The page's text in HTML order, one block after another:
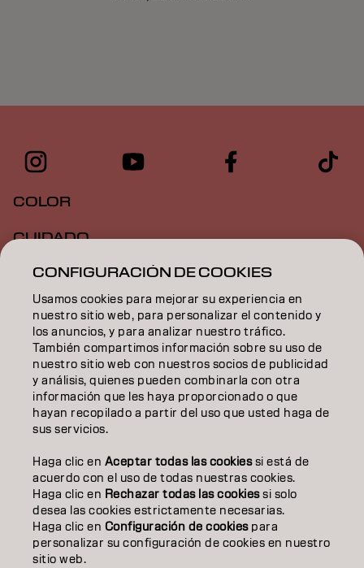
COLOR
CUIDADO
TEXTURA
STYLING
INSPIRACIÓN
EDUCACIÓN
SOBRE NOSOTROS
CONTACTO
Aviso legalPolítica de privacidadPolítica de cookies
Condiciones de usoAccesibilidad
Compromiso con la sostenibilidad
CONFIGURACIÓN DE COOKIES
Usamos cookies para mejorar su experiencia en
nuestro sitio web, para personalizar el contenido y
los anuncios, y para analizar nuestro tráfico.
También compartimos información sobre su uso de
nuestro sitio web con nuestros socios de publicidad
y análisis, quienes pueden combinarla con otra
información que les haya proporcionado o que
hayan recopilado a partir del uso que usted haga de
sus servicios.
Haga clic en Aceptar todas las cookiessi está de
acuerdo con el uso de todas nuestras cookies.
Haga clic en Rechazar todas las cookiessi solo
desea las cookies estrictamente necesarias.
Haga clic en Configuración de cookiespara
personalizar su configuración de cookies en nuestro
sitio web.